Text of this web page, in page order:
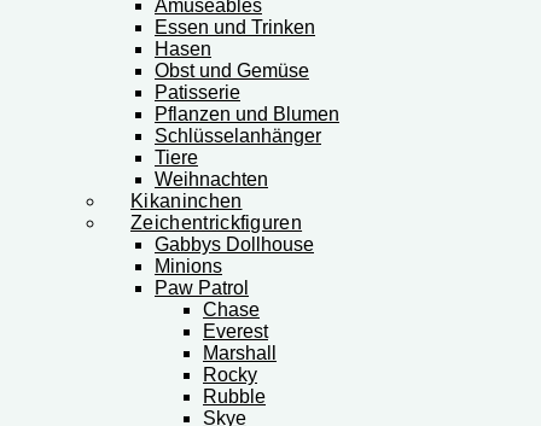
Amuseables
Essen und Trinken
Hasen
Obst und Gemüse
Patisserie
Pflanzen und Blumen
Schlüsselanhänger
Tiere
Weihnachten
Kikaninchen
Zeichentrickfiguren
Gabbys Dollhouse
Minions
Paw Patrol
Chase
Everest
Marshall
Rocky
Rubble
Skye